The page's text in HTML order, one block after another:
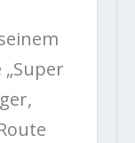
Super